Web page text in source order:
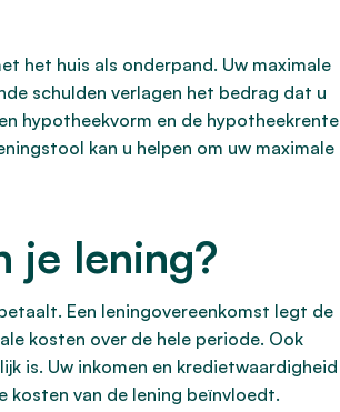
het huis als onderpand. Uw maximale
schulden verlagen het bedrag dat u
hypotheekvorm en de hypotheekrente
kan u helpen om uw maximale
je lening?
Een leningovereenkomst legt de
kosten over de hele periode. Ook
is. Uw inkomen en kredietwaardigheid
kosten van de lening beïnvloedt.